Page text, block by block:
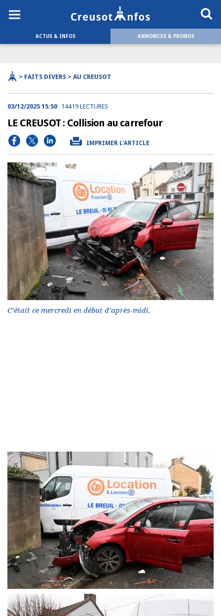
ACTUS & INFOS ANNONCES & PROMOS
> FAITS DIVERS > AU CREUSOT
03/12/2025 15:50 14419 LECTURES
LE CREUSOT : Collision au carrefour
IMPRIMER L'ARTICLE
C’était ce mercredi en début d’après-midi.